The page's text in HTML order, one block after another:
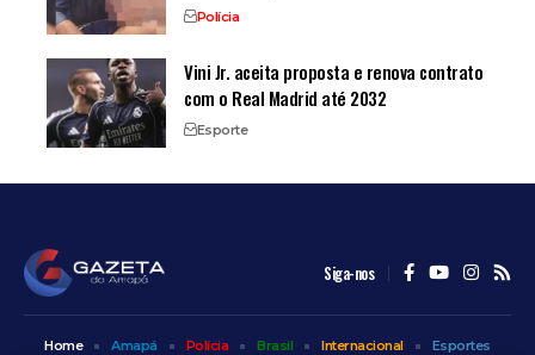
Polícia
Vini Jr. aceita proposta e renova contrato
com o Real Madrid até 2032
Esporte
Siga-nos
Home Amapá Polícia Brasil Internacional Esportes